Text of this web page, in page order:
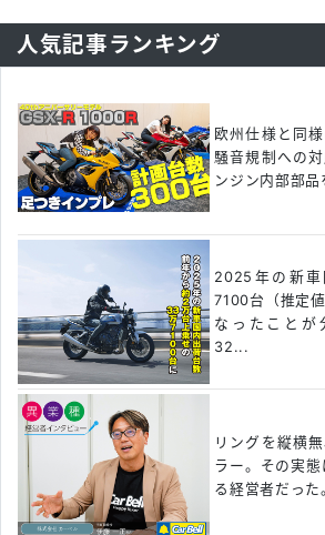
人気記事ランキング
欧州仕様と同
騒音規制への
ンジン内部部
2025年の新
7100台（推定
なったことが
32...
リングを縦横
ラー。その実
る経営者だっ